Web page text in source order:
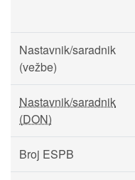
Nastavnik/saradnik
(vežbe)
Nastavnik/saradnik
(DON)
Broj ESPB